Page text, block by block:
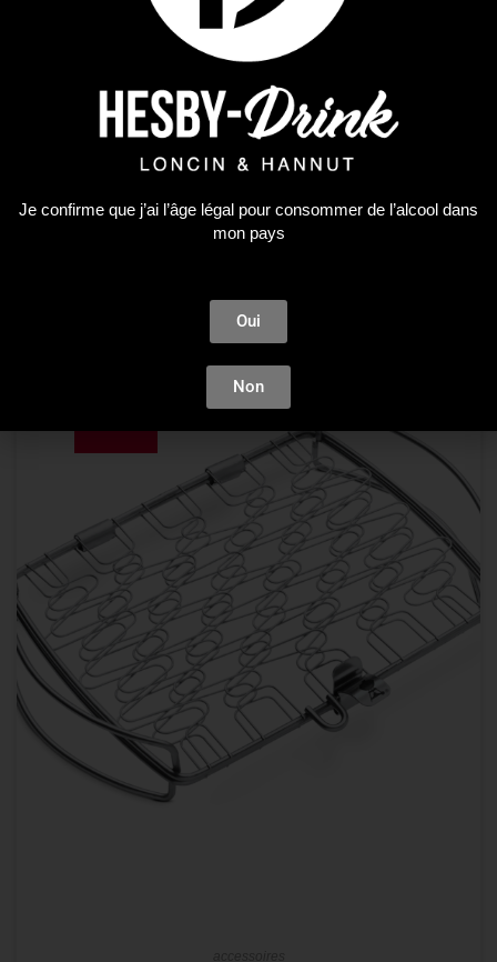
accessoires
PLANCHES A FUMOIR PETIT 2PCS
20,69 €
LIRE LA SUITE
Je confirme que j’ai l’âge légal pour consommer de l’alcool dans
mon pays
Oui
Non